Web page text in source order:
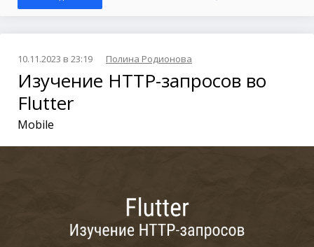
10.11.2023 в 23:19 Полина Родионова
Изучение HTTP-запросов во
Flutter
Mobile